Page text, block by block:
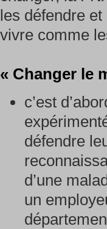
les défendre
vivre comme
« Changer le
c’est
défendre
d’une
un